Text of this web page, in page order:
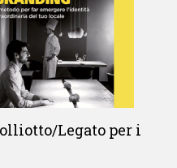
Legato per i